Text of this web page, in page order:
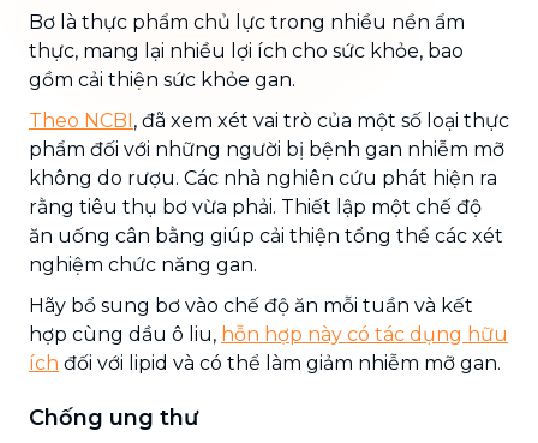
Bơ là thực phẩm chủ lực trong nhiều nền ẩm
thực, mang lại nhiều lợi ích cho sức khỏe, bao
gồm cải thiện sức khỏe gan.
Theo NCBI, đã xem xét vai trò của một số loại thực
phẩm đối với những người bị bệnh gan nhiễm mỡ
không do rượu. Các nhà nghiên cứu phát hiện ra
rằng tiêu thụ bơ vừa phải. Thiết lập một chế độ
ăn uống cân bằng giúp cải thiện tổng thể các xét
nghiệm chức năng gan.
Hãy bổ sung bơ vào chế độ ăn mỗi tuần và kết
hợp cùng dầu ô liu, hỗn hợp này có tác dụng hữu
ích đối với lipid và có thể làm giảm nhiễm mỡ gan.
Chống ung thư